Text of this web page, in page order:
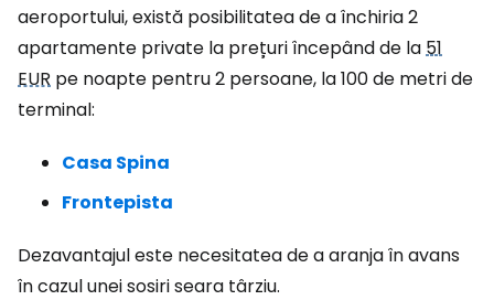
aeroportului, există posibilitatea de a închiria 2
apartamente private la prețuri începând de la51
EUR pe noapte pentru 2 persoane, la 100 de metri de
terminal:
Casa Spina
Frontepista
Dezavantajul este necesitatea de a aranja în avans
în cazul unei sosiri seara târziu.